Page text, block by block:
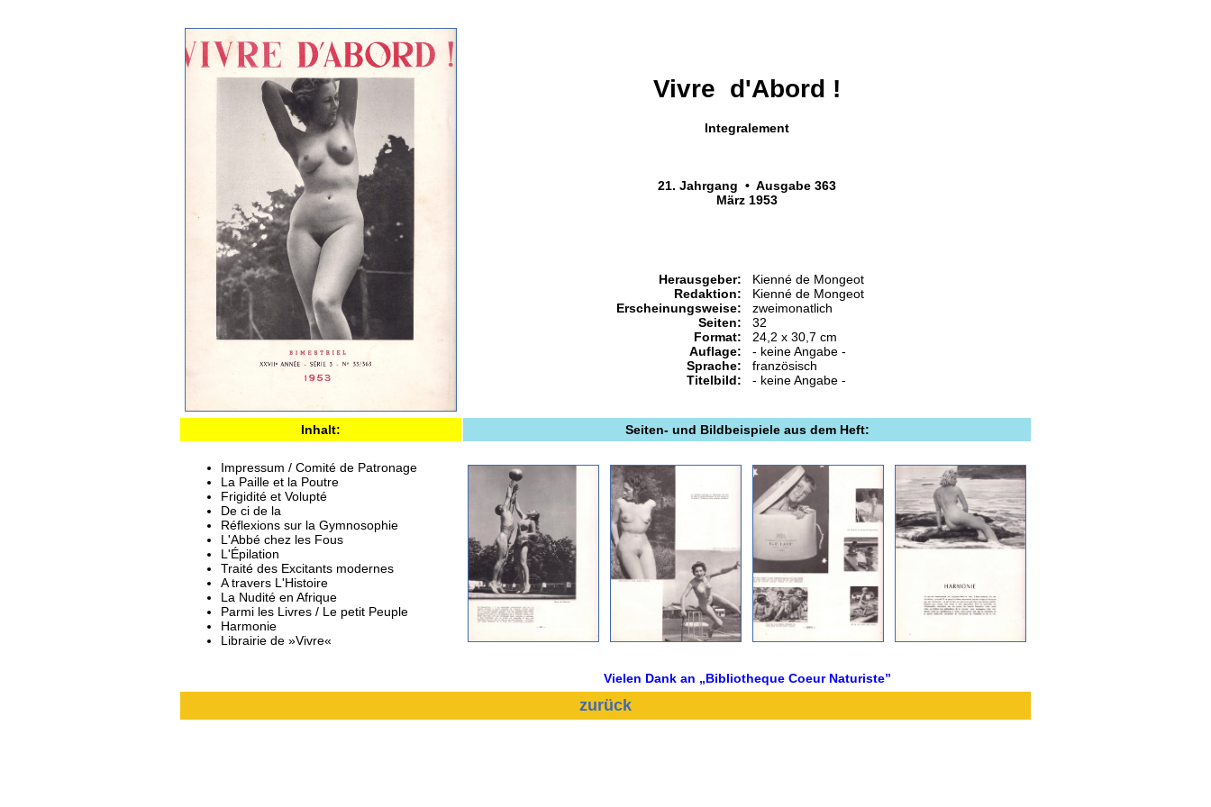
Vivre d'Abord !
Integralement
21. Jahrgang • Ausgabe 363
März 1953
Herausgeber:
Redaktion:
Erscheinungsweise:
Seiten:
Format:
Auflage:
Sprache:
Titelbild:
Kienné de Mongeot
Kienné de Mongeot
zweimonatlich
32
24,2 x 30,7 cm
- keine Angabe -
französisch
- keine Angabe -
Inhalt: Seiten- und Bildbeispiele aus dem Heft:
Impressum / Comité de Patronage
La Paille et la Poutre
Frigidité et Volupté
De ci de la
Réflexions sur la Gymnosophie
L'Abbé chez les Fous
L'Épilation
Traité des Excitants modernes
A travers L'Histoire
La Nudité en Afrique
Parmi les Livres / Le petit Peuple
Harmonie
Librairie de »Vivre«
Vielen Dank an „Bibliotheque Coeur Naturiste”
zurück